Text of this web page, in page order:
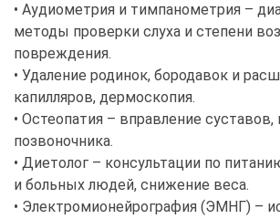
• Аудиометрия и тимпанометрия –
методы проверки слуха и степени
повреждения.
• Удаление родинок, бородавок и
капилляров, дермоскопия.
• Остеопатия – вправление суставов,
позвоночника.
• Диетолог – консультации по
и больных людей, снижение веса.
• Электромионейрография (ЭМНГ) –